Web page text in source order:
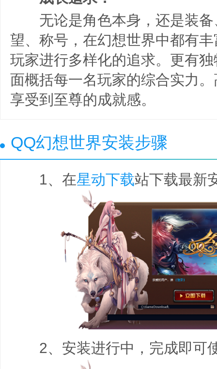
无论是角色本身，还是装备
望、称号，在幻想世界中都有
玩家进行多样化的追求。更有
面概括每一名玩家的综合实力
享受到至尊的成就感。
QQ幻想世界安装步骤
1、在星动下载站下载最新
2、安装进行中，完成即可